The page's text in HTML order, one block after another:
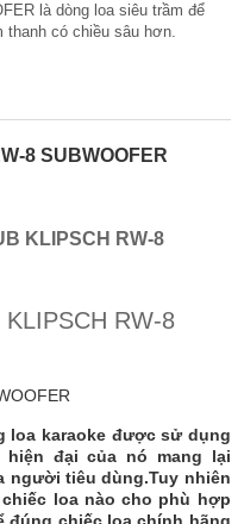
là dòng loa siêu trầm để
thanh có chiều sâu hơn.
8 SUBWOOFER
KLIPSCH RW-8
RW-8
loa karaoke được sử dụng
đại của nó mang lại
người tiêu dùng.Tuy nhiên
loa nào cho phù hợp